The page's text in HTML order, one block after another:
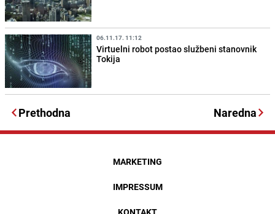
06.11.17. 11:12
Virtuelni robot postao službeni stanovnik
Tokija
Prethodna Naredna
MARKETING
IMPRESSUM